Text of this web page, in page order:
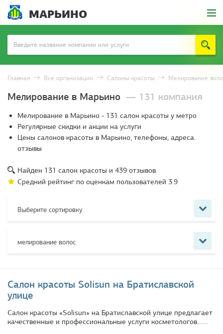
МАРЬИНО
Главная Все организации Салоны красоты Мелирование
Мелирование в Марьино — 131 компания
Мелирование в Марьино - 131 салон красоты у метро
Регулярные скидки и акции на услуги
Цены салонов красоты в Марьино, телефоны, адреса.
отзывы
Найден 131 салон красоты и 439 отзывов.
Средний рейтинг по оценкам пользователей 3.9
Выберите сортировку
мелирование волос
Салон красоты Solisun на Братиславской
улице
Салон красоты «Solisun» на Братиславской улице предлагает
качественные и профессиональные услуги косметологов.…...